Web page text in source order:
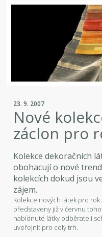
23. 9. 2007
Nové
záclon pro
Kolekce dekoračních
obohacují o nové
kolekcích dokud jsou
zájem.
Kolekce nových látek pro
představeny již v červnu
nabídnuté látky odběrateli
uveřejnit pro celý trh.